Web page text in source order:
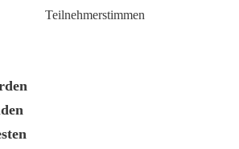
Teilnehmerstimmen